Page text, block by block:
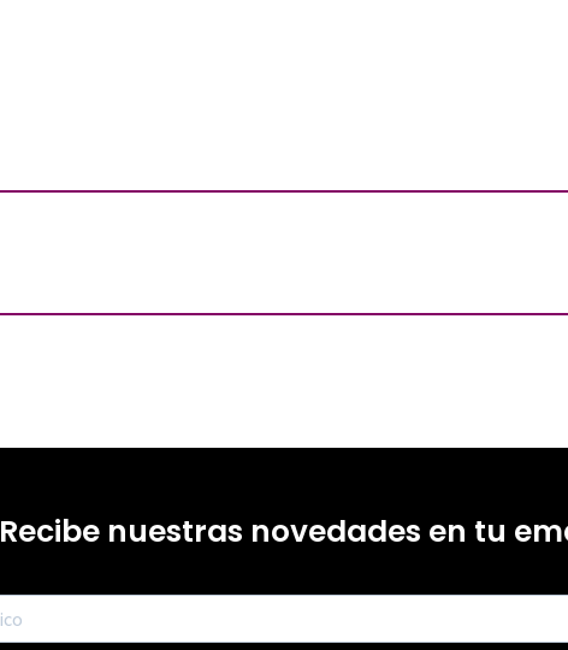
Recibe nuestras novedades en tu